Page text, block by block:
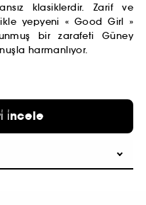
klasiklerdir. Zarif ve
yepyeni « Good Girl »
bir zarafeti Güney
harmanlıyor.
i̇ncele